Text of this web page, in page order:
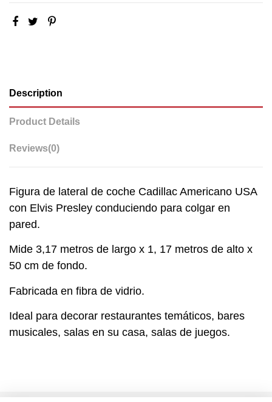
Description
Product Details
Reviews(0)
Figura de lateral de coche Cadillac Americano USA
con Elvis Presley conduciendo para colgar en
pared.
Mide 3,17 metros de largo x 1, 17 metros de alto x
50 cm de fondo.
Fabricada en fibra de vidrio.
Ideal para decorar restaurantes temáticos, bares
musicales, salas en su casa, salas de juegos.